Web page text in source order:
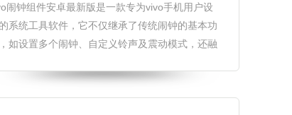
闹钟组件安卓最新版是一款专为vivo手机用户设
系统工具软件，它不仅继承了传统闹钟的基本功
如设置多个闹钟、自定义铃声及震动模式，还融
捷、高效的晨起体验。vivo闹钟组件安卓最新版软
户界面设计1.